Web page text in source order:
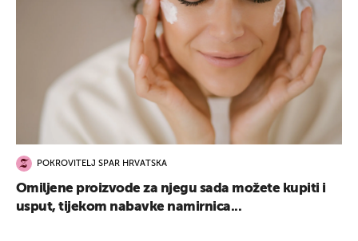
POKROVITELJ SPAR HRVATSKA
Omiljene proizvode za njegu sada možete kupiti i
usput, tijekom nabavke namirnica...